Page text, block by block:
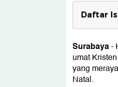
Daftar
Ide
1.
2.
3.
4.
Surabaya-
umat
yang
Natal.